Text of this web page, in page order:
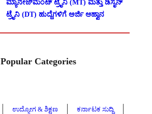
ಮ್ಯಾನೇಜ್‌ಮೆಂಟ್ ಟ್ರೈನಿ (MT) ಮತ್ತು ಡಿಸೈನ್
ಟ್ರೈನಿ (DT) ಹುದ್ದೆಗಳಿಗೆ ಅರ್ಜಿ ಆಹ್ವಾನ
Popular Categories
ಉದ್ಯೋಗ & ಶಿಕ್ಷಣ
ಕರ್ನಾಟಕ ಸುದ್ದಿ